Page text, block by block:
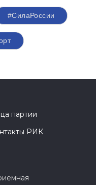
#СилаРоссии
партии
РИК